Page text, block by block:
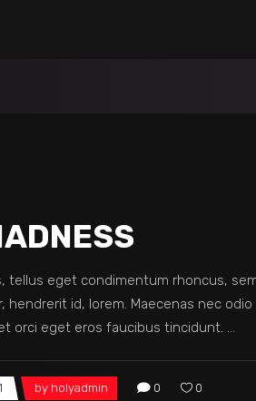
tellus eget condimentum rhoncus,
hendrerit id, lorem. Maecenas nec
orci eget eros faucibus tincidunt.
by holyadmin 0 0